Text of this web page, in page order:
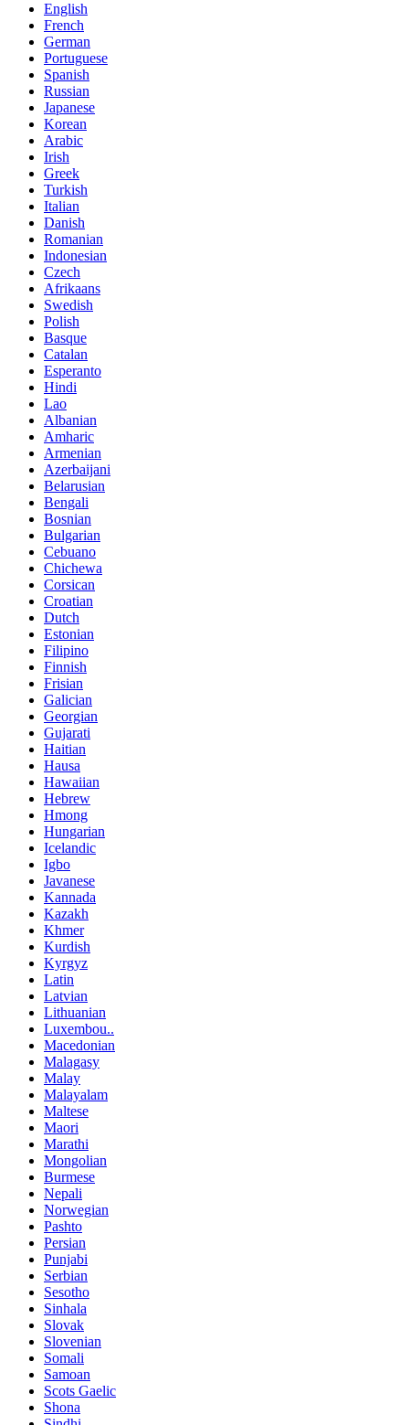
English
French
German
Portuguese
Spanish
Russian
Japanese
Korean
Arabic
Irish
Greek
Turkish
Italian
Danish
Romanian
Indonesian
Czech
Afrikaans
Swedish
Polish
Basque
Catalan
Esperanto
Hindi
Lao
Albanian
Amharic
Armenian
Azerbaijani
Belarusian
Bengali
Bosnian
Bulgarian
Cebuano
Chichewa
Corsican
Croatian
Dutch
Estonian
Filipino
Finnish
Frisian
Galician
Georgian
Gujarati
Haitian
Hausa
Hawaiian
Hebrew
Hmong
Hungarian
Icelandic
Igbo
Javanese
Kannada
Kazakh
Khmer
Kurdish
Kyrgyz
Latin
Latvian
Lithuanian
Luxembou..
Macedonian
Malagasy
Malay
Malayalam
Maltese
Maori
Marathi
Mongolian
Burmese
Nepali
Norwegian
Pashto
Persian
Punjabi
Serbian
Sesotho
Sinhala
Slovak
Slovenian
Somali
Samoan
Scots Gaelic
Shona